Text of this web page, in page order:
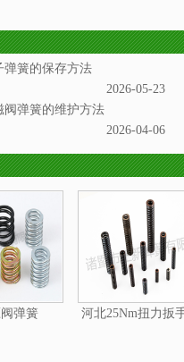
弹簧的保存方法
2026-05-23
阀弹簧的维护方法
2026-04-06
弹簧 河北25Nm扭力扳